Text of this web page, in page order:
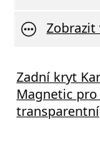
Zobrazit
Zadní kryt
Magnetic pro
transparentní
Nabíječka